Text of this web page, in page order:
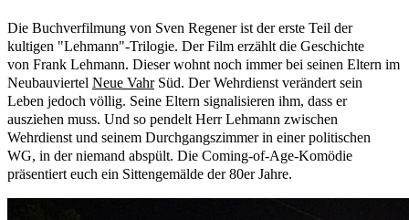
Die Buchverfilmung von Sven Regener ist der erste Teil der
kultigen "Lehmann"-Trilogie. Der Film erzählt die Geschichte
von Frank Lehmann. Dieser wohnt noch immer bei seinen Eltern im
Neubauviertel Neue VahrSüd. Der Wehrdienst verändert sein
Leben jedoch völlig. Seine Eltern signalisieren ihm, dass er
ausziehen muss. Und so pendelt Herr Lehmann zwischen
Wehrdienst und seinem Durchgangszimmer in einer politischen
WG, in der niemand abspült. Die Coming-of-Age-Komödie
präsentiert euch ein Sittengemälde der 80er Jahre.